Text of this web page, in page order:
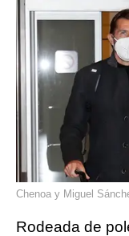
Chenoa y Miguel
Rodeada de